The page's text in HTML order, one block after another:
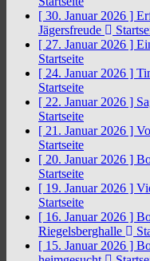
[ 30. Januar 2026 ]
Jägersfreude
[ 27. Januar 2026 ]
Startseite
[ 24. Januar 2026 ]
Startseite
[ 22. Januar 2026 ]
Startseite
[ 21. Januar 2026 ]
Startseite
[ 20. Januar 2026 ]
Startseite
[ 19. Januar 2026 ]
Startseite
[ 16. Januar 2026 ]
Riegelsberghalle
[ 15. Januar 2026 ]